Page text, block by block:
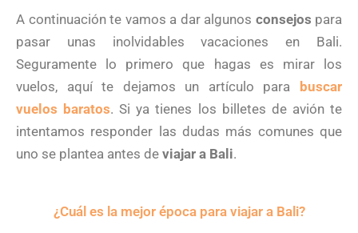
A continuación te vamos a dar algunos consejos para
pasar unas inolvidables vacaciones en Bali.
Seguramente lo primero que hagas es mirar los
vuelos, aquí te dejamos un artículo para buscar
vuelos baratos. Si ya tienes los billetes de avión te
intentamos responder las dudas más comunes que
uno se plantea antes de viajar a Bali.
¿Cuál es la mejor época para viajar a Bali?